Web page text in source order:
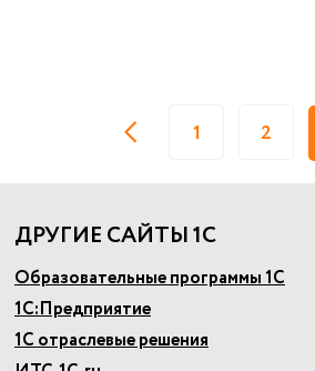
1 2
ДРУГИЕ САЙТЫ 1С
Образовательные программы 1С
1С:Предприятие
1С отраслевые решения